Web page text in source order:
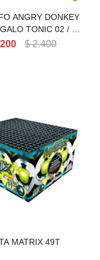
ANGRY DONKEY
TONIC 02 / 9
TIROS
$ 2.400
MATRIX 49T
MATRIX 49T